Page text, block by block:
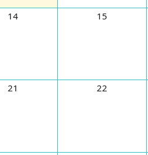
14 15
21 22